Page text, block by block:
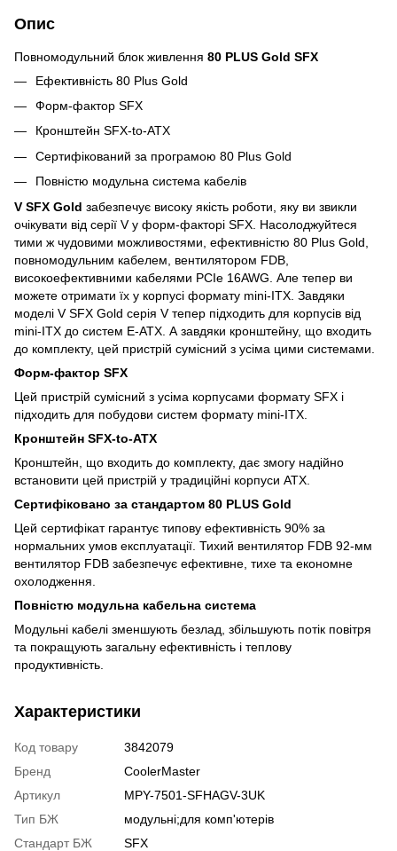
Опис
Повномодульний блок живлення 80 PLUS Gold SFX
Ефективність 80 Plus Gold
Форм-фактор SFX
Кронштейн SFX-to-ATX
Сертифікований за програмою 80 Plus Gold
Повністю модульна система кабелів
V SFX Gold забезпечує високу якість роботи, яку ви звикли
очікувати від серії V у форм-факторі SFX. Насолоджуйтеся
тими ж чудовими можливостями, ефективністю 80 Plus Gold,
повномодульним кабелем, вентилятором FDB,
високоефективними кабелями PCIe 16AWG. Але тепер ви
можете отримати їх у корпусі формату mini-ITX. Завдяки
моделі V SFX Gold серія V тепер підходить для корпусів від
mini-ITX до систем E-ATX. А завдяки кронштейну, що входить
до комплекту, цей пристрій сумісний з усіма цими системами.
Форм-фактор SFX
Цей пристрій сумісний з усіма корпусами формату SFX і
підходить для побудови систем формату mini-ITX.
Кронштейн SFX-to-ATX
Кронштейн, що входить до комплекту, дає змогу надійно
встановити цей пристрій у традиційні корпуси ATX.
Сертифіковано за стандартом 80 PLUS Gold
Цей сертифікат гарантує типову ефективність 90% за
нормальних умов експлуатації. Тихий вентилятор FDB 92-мм
вентилятор FDB забезпечує ефективне, тихе та економне
охолодження.
Повністю модульна кабельна система
Модульні кабелі зменшують безлад, збільшують потік повітря
та покращують загальну ефективність і теплову
продуктивність.
Характеристики
Код товару
3842079
Бренд
CoolerMaster
Артикул
MPY-7501-SFHAGV-3UK
Тип БЖ
модульні;для комп'ютерів
Стандарт БЖ
SFX